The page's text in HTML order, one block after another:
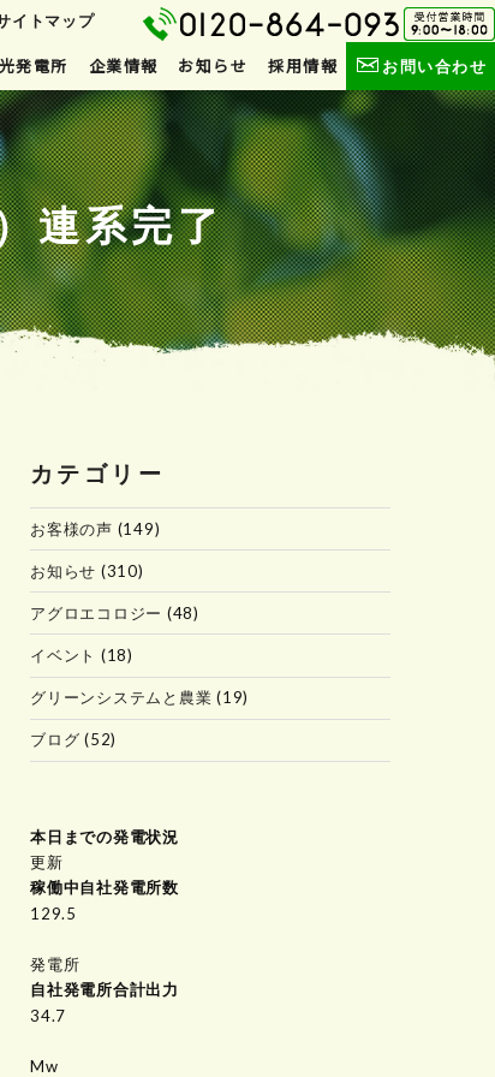
イトマップ
発電所 企業情報 お知らせ 採用情報 お問い合わせ
連系完了
カテゴリー
お客様の声 (149)
お知らせ (310)
アグロエコロジー (48)
イベント (18)
グリーンシステムと農業 (19)
ブログ (52)
本日までの発電状況
更新
稼働中自社発電所数
153.8
発電所
自社発電所合計出力
34.7
Mw